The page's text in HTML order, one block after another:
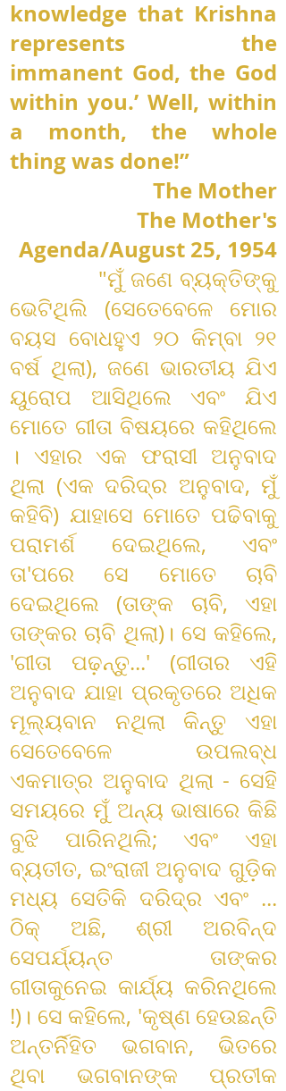
knowledge that Krishna
represents the
immanent God, the God
within you.’ Well, within
a month, the whole
thing was done!”
The Mother
The Mother's
Agenda/August 25, 1954
"ମୁଁ ଜଣେ ବ୍ୟକ୍ତିଙ୍କୁ
ଭେଟିଥିଲି (ସେତେବେଳେ ମୋର
ବୟସ ବୋଧହୁଏ ୨୦ କିମ୍ବା ୨୧
ବର୍ଷ ଥିଲା), ଜଣେ ଭାରତୀୟ ଯିଏ
ୟୁରୋପ ଆସିଥିଲେ ଏବଂ ଯିଏ
ମୋତେ ଗୀତା ବିଷୟରେ କହିଥିଲେ
। ଏହାର ଏକ ଫରାସୀ ଅନୁବାଦ
ଥିଲା (ଏକ ଦରିଦ୍ର ଅନୁବାଦ, ମୁଁ
କହିବି) ଯାହାସେ ମୋତେ ପଢିବାକୁ
ପରାମର୍ଶ ଦେଇଥିଲେ, ଏବଂ
ତା'ପରେ ସେ ମୋତେ ଚାବି
ଦେଇଥିଲେ (ତାଙ୍କ ଚାବି, ଏହା
ତାଙ୍କର ଚାବି ଥିଲା)। ସେ କହିଲେ,
'ଗୀତା ପଢ଼ନ୍ତୁ...' (ଗୀତାର ଏହି
ଅନୁବାଦ ଯାହା ପ୍ରକୃତରେ ଅଧିକ
ମୂଲ୍ୟବାନ ନଥିଲା କିନ୍ତୁ ଏହା
ସେତେବେଳେ ଉପଲବ୍ଧ
ଏକମାତ୍ର ଅନୁବାଦ ଥିଲା - ସେହି
ସମୟରେ ମୁଁ ଅନ୍ୟ ଭାଷାରେ କିଛି
ବୁଝି ପାରିନଥିଲି; ଏବଂ ଏହା
ବ୍ୟତୀତ, ଇଂରାଜୀ ଅନୁବାଦ ଗୁଡ଼ିକ
ମଧ୍ୟ ସେତିକି ଦରିଦ୍ର ଏବଂ ...
ଠିକ୍ ଅଛି, ଶ୍ରୀ ଅରବିନ୍ଦ
ସେପର୍ଯ୍ୟନ୍ତ ତାଙ୍କର
ଗୀତାକୁନେଇ କାର୍ଯ୍ୟ କରିନଥିଲେ
!)। ସେ କହିଲେ, 'କୃଷ୍ଣ ହେଉଛନ୍ତି
ଅନ୍ତର୍ନିହିତ ଭଗବାନ, ଭିତରେ
ଥିବା ଭଗବାନଙ୍କ ପ୍ରତୀକ